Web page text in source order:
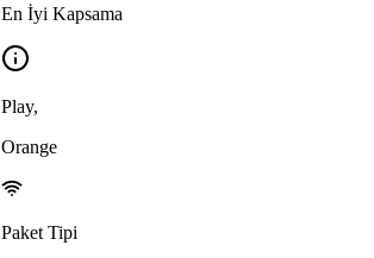
En İyi Kapsama
Play,
Orange
Paket Tipi